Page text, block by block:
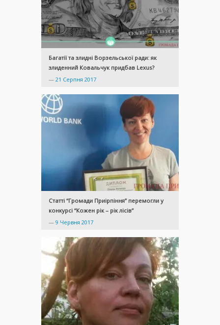
Багатії та злидні Ворзельської ради: як
злиденний Ковальчук придбав Lexus?
— 21 Серпня 2017
Статті “Громади Приірпіння” перемогли у
конкурсі “Кожен рік – рік лісів”
— 9 Червня 2017